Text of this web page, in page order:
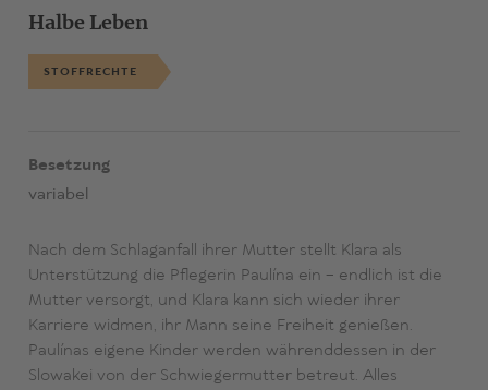
Halbe Leben
STOFFRECHTE
Besetzung
variabel
Nach dem Schlaganfall ihrer Mutter stellt Klara als
Unterstützung die Pflegerin Paulína ein – endlich ist die
Mutter versorgt, und Klara kann sich wieder ihrer
Karriere widmen, ihr Mann seine Freiheit genießen.
Paulínas eigene Kinder werden währenddessen in der
Slowakei von der Schwiegermutter betreut. Alles